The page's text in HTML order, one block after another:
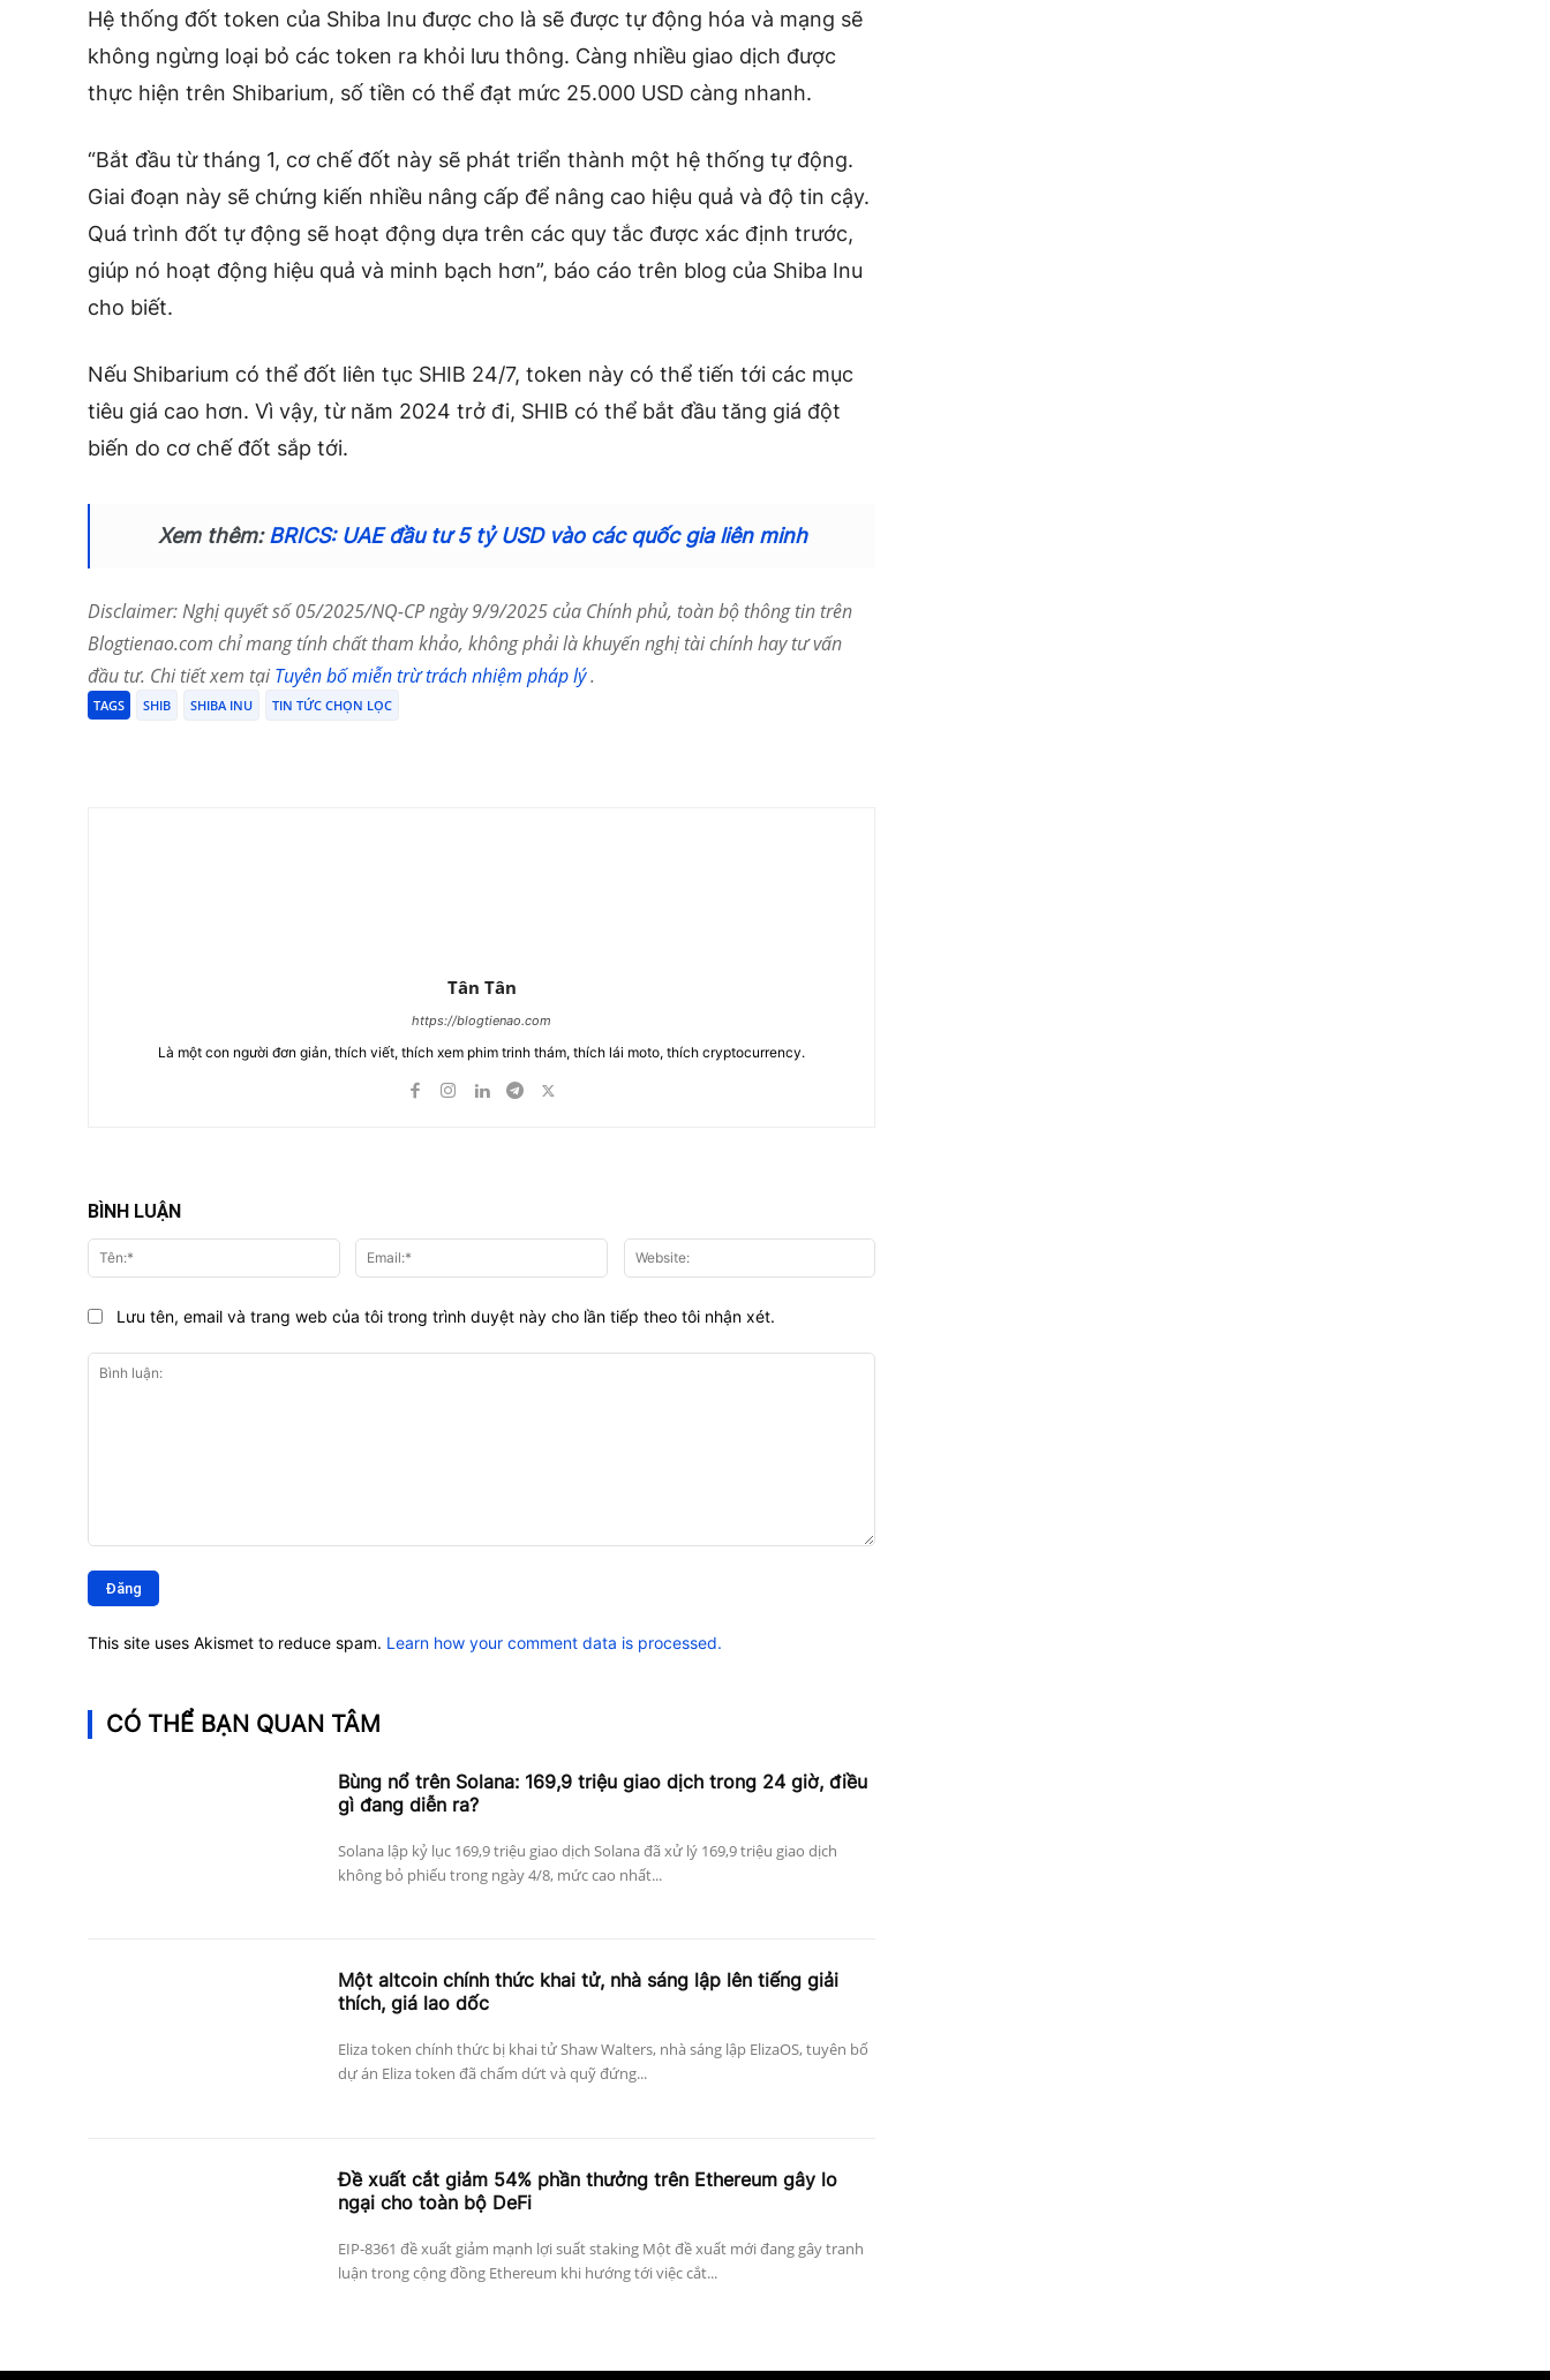
Hệ thống đốt token của Shiba Inu được cho là sẽ được tự động hóa và mạng sẽ
không ngừng loại bỏ các token ra khỏi lưu thông. Càng nhiều giao dịch được
thực hiện trên Shibarium, số tiền có thể đạt mức 25.000 USD càng nhanh.
“Bắt đầu từ tháng 1, cơ chế đốt này sẽ phát triển thành một hệ thống tự động.
Giai đoạn này sẽ chứng kiến ​​nhiều nâng cấp để nâng cao hiệu quả và độ tin cậy.
Quá trình đốt tự động sẽ hoạt động dựa trên các quy tắc được xác định trước,
giúp nó hoạt động hiệu quả và minh bạch hơn”, báo cáo trên blog của Shiba Inu
cho biết.
Nếu Shibarium có thể đốt liên tục SHIB 24/7, token này có thể tiến tới các mục
tiêu giá cao hơn. Vì vậy, từ năm 2024 trở đi, SHIB có thể bắt đầu tăng giá đột
biến do cơ chế đốt sắp tới.
Xem thêm:BRICS: UAE đầu tư 5 tỷ USD vào các quốc gia liên minh
Disclaimer: Nghị quyết số 05/2025/NQ-CP ngày 9/9/2025 của Chính phủ, toàn bộ thông tin trên
Blogtienao.com chỉ mang tính chất tham khảo, không phải là khuyến nghị tài chính hay tư vấn
đầu tư. Chi tiết xem tạiTuyên bố miễn trừ trách nhiệm pháp lý.
TAGS SHIB SHIBA INU TIN TỨC CHỌN LỌC
Tân Tân
https://blogtienao.com
Là một con người đơn giản, thích viết, thích xem phim trinh thám, thích lái moto, thích cryptocurrency.
BÌNH LUẬN
luận:
Tên:* Email:*
Lưu tên, email và trang web của tôi trong trình duyệt này cho lần tiếp theo tôi nhận xét.
This site uses Akismet to reduce spam. Learn how your comment data is processed.
CÓ THỂ BẠN QUAN TÂM
Bùng nổ trên Solana: 169,9 triệu giao dịch trong 24 giờ, điều
gì đang diễn ra?
Solana lập kỷ lục 169,9 triệu giao dịch Solana đã xử lý 169,9 triệu giao dịch
không bỏ phiếu trong ngày 4/8, mức cao nhất...
Một altcoin chính thức khai tử, nhà sáng lập lên tiếng giải
thích, giá lao dốc
Eliza token chính thức bị khai tử Shaw Walters, nhà sáng lập ElizaOS, tuyên bố
dự án Eliza token đã chấm dứt và quỹ đứng...
Đề xuất cắt giảm 54% phần thưởng trên Ethereum gây lo
ngại cho toàn bộ DeFi
EIP-8361 đề xuất giảm mạnh lợi suất staking Một đề xuất mới đang gây tranh
luận trong cộng đồng Ethereum khi hướng tới việc cắt...